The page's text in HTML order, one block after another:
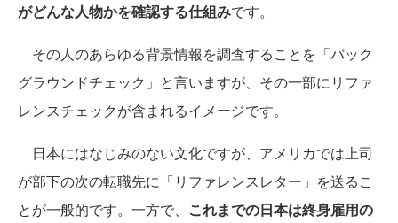
がどんな人物かを確認する仕組みです。
その人のあらゆる背景情報を調査することを「バック
グラウンドチェック」と言いますが、その一部にリファ
レンスチェックが含まれるイメージです。
日本にはなじみのない文化ですが、アメリカでは上司
が部下の次の転職先に「リファレンスレター」を送るこ
とが一般的です。一方で、 これまでの日本は終身雇用の